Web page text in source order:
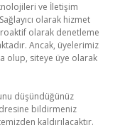
ve İletişim
olarak hizmet
olarak denetleme
Ancak, üyelerimiz
olup, siteye üye olarak
düşündüğünüz
bildirmeniz
kaldırılacaktır.